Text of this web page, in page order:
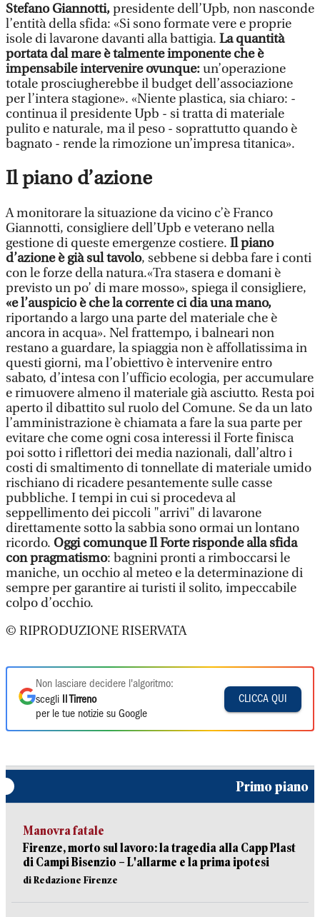
Stefano Giannotti,presidente dell’Upb, non nasconde
l’entità della sfida: «Si sono formate vere e proprie
isole di lavarone davanti alla battigia. La quantità
portata dal mare è talmente imponente che è
impensabile intervenire ovunque:un’operazione
totale prosciugherebbe il budget dell’associazione
per l’intera stagione». «Niente plastica, sia chiaro: -
continua il presidente Upb - si tratta di materiale
pulito e naturale, ma il peso - soprattutto quando è
bagnato - rende la rimozione un’impresa titanica».
Il piano d’azione
A monitorare la situazione da vicino c’è Franco
Giannotti, consigliere dell’Upb e veterano nella
gestione di queste emergenze costiere. Il piano
d’azione è già sul tavolo, sebbene si debba fare i conti
con le forze della natura.«Tra stasera e domani è
previsto un po’ di mare mosso», spiega il consigliere,
«e l’auspicio è che la corrente ci dia una mano,
riportando a largo una parte del materiale che è
ancora in acqua». Nel frattempo, i balneari non
restano a guardare, la spiaggia non è affollatissima in
questi giorni, ma l’obiettivo è intervenire entro
sabato, d’intesa con l’ufficio ecologia, per accumulare
e rimuovere almeno il materiale già asciutto. Resta poi
aperto il dibattito sul ruolo del Comune. Se da un lato
l’amministrazione è chiamata a fare la sua parte per
evitare che come ogni cosa interessi il Forte finisca
poi sotto i riflettori dei media nazionali, dall’altro i
costi di smaltimento di tonnellate di materiale umido
rischiano di ricadere pesantemente sulle casse
pubbliche. I tempi in cui si procedeva al
seppellimento dei piccoli "arrivi" di lavarone
direttamente sotto la sabbia sono ormai un lontano
ricordo. Oggi comunque Il Forte risponde alla sfida
con pragmatismo: bagnini pronti a rimboccarsi le
maniche, un occhio al meteo e la determinazione di
sempre per garantire ai turisti il solito, impeccabile
colpo d’occhio.
© RIPRODUZIONE RISERVATA
Non lasciare decidere l'algoritmo:
scegli
Il Tirreno
per le tue notizie su Google
CLICCA QUI
Primo piano
Manovra fatale
Firenze, morto sul lavoro: la tragedia alla Capp Plast
di Campi Bisenzio – L'allarme e la prima ipotesi
di Redazione Firenze